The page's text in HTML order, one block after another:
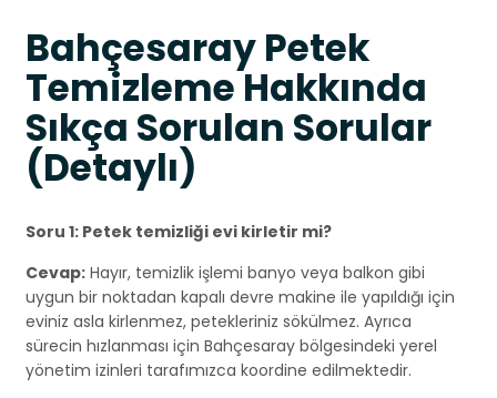
Bahçesaray Petek
Temizleme Hakkında
Sıkça Sorulan Sorular
(Detaylı)
Soru 1: Petek temizliği evi kirletir mi?
Cevap: Hayır, temizlik işlemi banyo veya balkon gibi
uygun bir noktadan kapalı devre makine ile yapıldığı için
eviniz asla kirlenmez, petekleriniz sökülmez. Ayrıca
sürecin hızlanması için Bahçesaray bölgesindeki yerel
yönetim izinleri tarafımızca koordine edilmektedir.